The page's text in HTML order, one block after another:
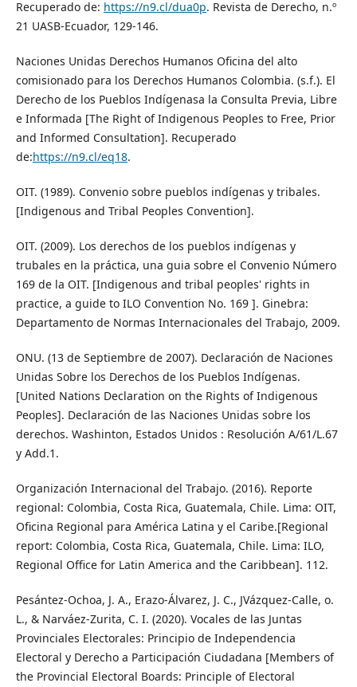
Recuperado de: https://n9.cl/dua0p. Revista de Derecho, n.º
21 UASB-Ecuador, 129-146.
Naciones Unidas Derechos Humanos Oficina del alto
comisionado para los Derechos Humanos Colombia. (s.f.). El
Derecho de los Pueblos Indígenasa la Consulta Previa, Libre
e Informada [The Right of Indigenous Peoples to Free, Prior
and Informed Consultation]. Recuperado
de:https://n9.cl/eq18.
OIT. (1989). Convenio sobre pueblos indígenas y tribales.
[Indigenous and Tribal Peoples Convention].
OIT. (2009). Los derechos de los pueblos indígenas y
trubales en la práctica, una guia sobre el Convenio Número
169 de la OIT. [Indigenous and tribal peoples' rights in
practice, a guide to ILO Convention No. 169 ]. Ginebra:
Departamento de Normas Internacionales del Trabajo, 2009.
ONU. (13 de Septiembre de 2007). Declaración de Naciones
Unidas Sobre los Derechos de los Pueblos Indígenas.
[United Nations Declaration on the Rights of Indigenous
Peoples]. Declaración de las Naciones Unidas sobre los
derechos. Washinton, Estados Unidos : Resolución A/61/L.67
y Add.1.
Organización Internacional del Trabajo. (2016). Reporte
regional: Colombia, Costa Rica, Guatemala, Chile. Lima: OIT,
Oficina Regional para América Latina y el Caribe.[Regional
report: Colombia, Costa Rica, Guatemala, Chile. Lima: ILO,
Regional Office for Latin America and the Caribbean]. 112.
Pesántez-Ochoa, J. A., Erazo-Álvarez, J. C., JVázquez-Calle, o.
L., & Narváez-Zurita, C. I. (2020). Vocales de las Juntas
Provinciales Electorales: Principio de Independencia
Electoral y Derecho a Participación Ciudadana [Members of
the Provincial Electoral Boards: Principle of Electoral